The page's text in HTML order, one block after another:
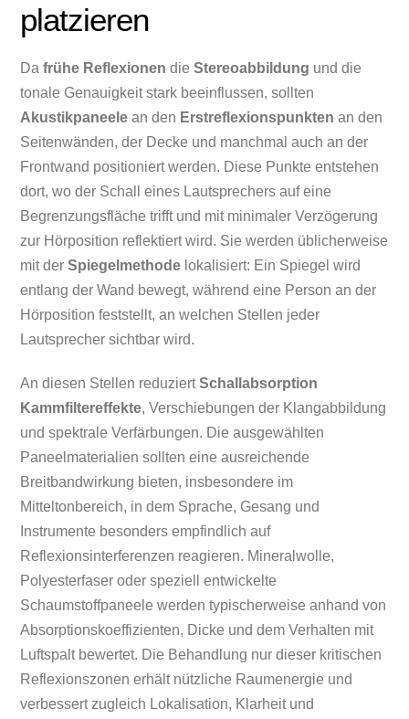
platzieren
Dafrühe Reflexionen dieStereoabbildung und die
tonale Genauigkeit stark beeinflussen, sollten
Akustikpaneele an den Erstreflexionspunkten an den
Seitenwänden, der Decke und manchmal auch an der
Frontwand positioniert werden. Diese Punkte entstehen
dort, wo der Schall eines Lautsprechers auf eine
Begrenzungsfläche trifft und mit minimaler Verzögerung
zur Hörposition reflektiert wird. Sie werden üblicherweise
mit derSpiegelmethode lokalisiert: Ein Spiegel wird
entlang der Wand bewegt, während eine Person an der
Hörposition feststellt, an welchen Stellen jeder
Lautsprecher sichtbar wird.
An diesen Stellen reduziertSchallabsorption
Kammfiltereffekte, Verschiebungen der Klangabbildung
und spektrale Verfärbungen. Die ausgewählten
Paneelmaterialien sollten eine ausreichende
Breitbandwirkung bieten, insbesondere im
Mitteltonbereich, in dem Sprache, Gesang und
Instrumente besonders empfindlich auf
Reflexionsinterferenzen reagieren. Mineralwolle,
Polyesterfaser oder speziell entwickelte
Schaumstoffpaneele werden typischerweise anhand von
Absorptionskoeffizienten, Dicke und dem Verhalten mit
Luftspalt bewertet. Die Behandlung nur dieser kritischen
Reflexionszonen erhält nützliche Raumenergie und
verbessert zugleich Lokalisation, Klarheit und